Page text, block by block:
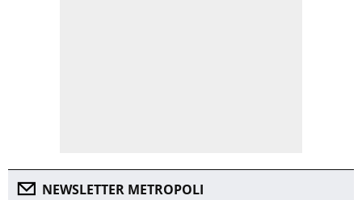
NEWSLETTER METROPOLI